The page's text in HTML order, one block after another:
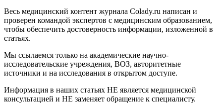
Весь медицинский контент журнала Colady.ru написан и
проверен командой экспертов с медицинским образованием,
чтобы обеспечить достоверность информации, изложенной в
статьях.
Мы ссылаемся только на академические научно-
исследовательские учреждения, ВОЗ, авторитетные
источники и на исследования в открытом доступе.
Информация в наших статьях НЕ является медицинской
консультацией и НЕ заменяет обращение к специалисту.